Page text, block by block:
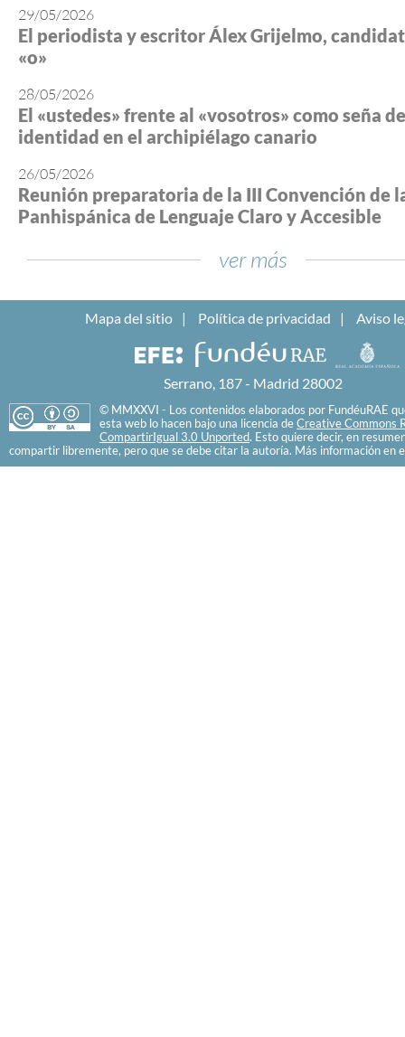
29/05/2026
El periodista y escritor Álex Grijelmo,
«o»
28/05/2026
El «ustedes» frente al «vosotros» como seña de
identidad en el archipiélago canario
26/05/2026
Reunión preparatoria de la III Convención de
Panhispánica de Lenguaje Claro y Accesible
ver más
Mapa del sitio Política de privacidad Aviso
Serrano, 187 - Madrid 28002
© MMXXVI - Los contenidos elaborados por FundéuRAE
esta web lo hacen bajo una licencia de Creative Commons
CompartirIgual 3.0 Unported. Esto quiere decir, en
compartir libremente, pero que se debe citar la autoría. Más información en